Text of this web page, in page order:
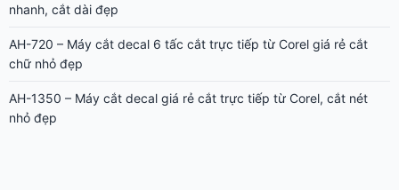
nhanh, cắt dài đẹp
AH-720 – Máy cắt decal 6 tấc cắt trực tiếp từ Corel giá rẻ cắt
chữ nhỏ đẹp
AH-1350 – Máy cắt decal giá rẻ cắt trực tiếp từ Corel, cắt nét
nhỏ đẹp